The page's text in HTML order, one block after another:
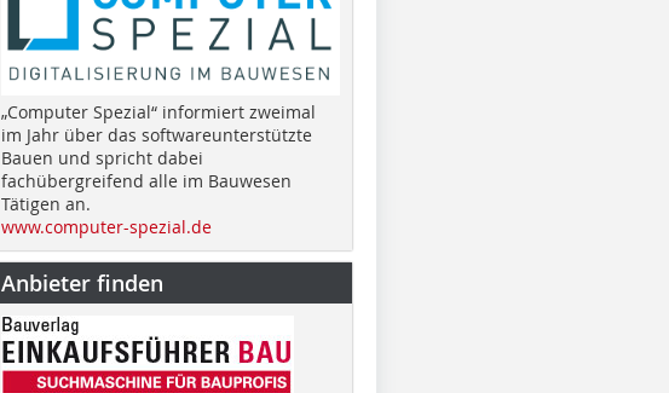
„Computer Spezial“ informiert zweimal
im Jahr über das softwareunterstützte
Bauen und spricht dabei
fachübergreifend alle im Bauwesen
Tätigen an.
www.computer-spezial.de
Anbieter finden